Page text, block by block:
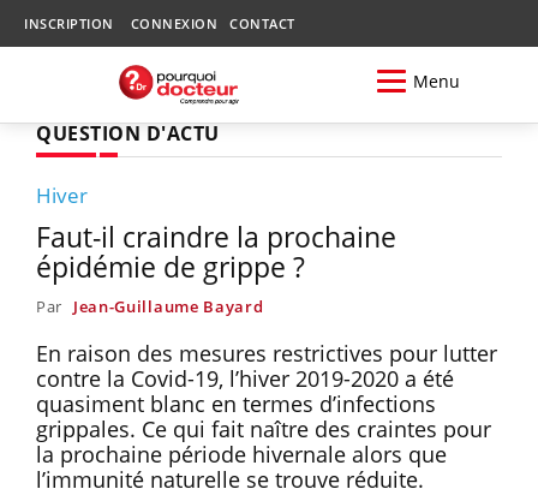
INSCRIPTION CONNEXION CONTACT
Menu
QUESTION D'ACTU
Hiver
Faut-il craindre la prochaine
épidémie de grippe ?
Par Jean-Guillaume Bayard
En raison des mesures restrictives pour lutter
contre la Covid-19, l’hiver 2019-2020 a été
quasiment blanc en termes d’infections
grippales. Ce qui fait naître des craintes pour
la prochaine période hivernale alors que
l’immunité naturelle se trouve réduite.